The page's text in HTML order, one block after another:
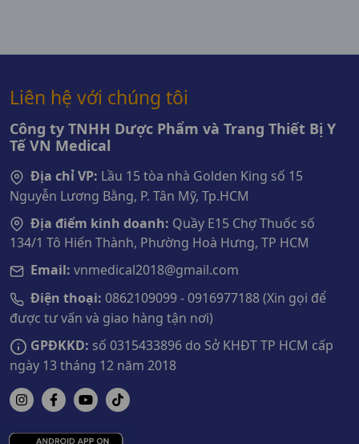
Liên hệ với chúng tôi
Công ty TNHH Dược Phẩm và Trang Thiết Bị Y
Tế VN Medical
Địa chỉ VP: Lầu 15 tòa nhà Golden King số 15
Nguyễn Lương Bằng, P. Tân Mỹ, Tp.HCM
Địa điểm kinh doanh: Quầy E15 Chợ Thuốc số
134/1 Tô Hiến Thành, Phường Hoà Hưng, TP HCM
Email: vnmedical2018@gmail.com
Điện thoại: 0862109099 - 0916977188 (Xin gọi để
được tư vấn và giao hàng tận nơi)
GPĐKKD: số 0315433896 do Sở KHĐT TP HCM cấp
ngày 13 tháng 12 năm 2018